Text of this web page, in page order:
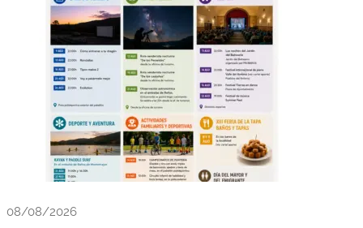
08/08/2026